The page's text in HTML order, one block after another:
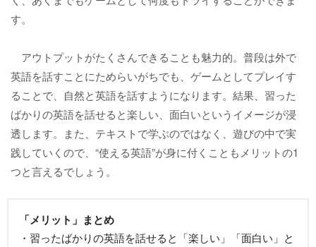
す。
アウトプットがたくさんできることも魅力的。普段は外で
英語を話すことにためらいがちでも、ゲームとしてプレイす
ることで、自然と英語を話すようになります。結果、習った
ばかりの英語を話せると楽しい、面白いというイメージが浸
透します。また、テキストで学ぶのではなく、遊びの中で実
践していくので、“使える英語”が身に付くこともメリットの1
つと言えるでしょう。
「メリット」まとめ
・習ったばかりの英語を話せると「楽しい」「面白い」と